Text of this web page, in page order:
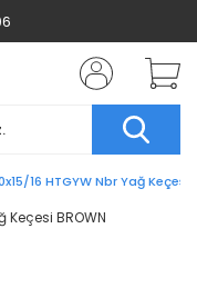
16 HTGYW Nbr Yağ Keçesi